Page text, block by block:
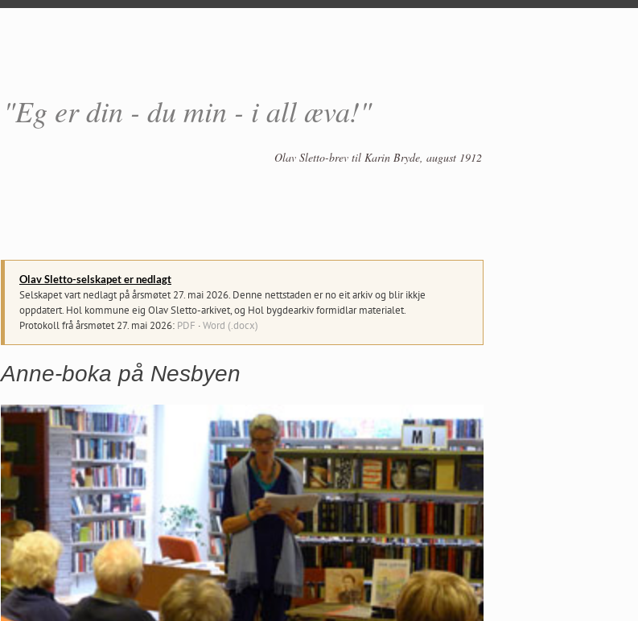
"Eg er din - du min - i all æva!"
Olav Sletto-brev til Karin Bryde, august 1912
Olav Sletto-selskapet er nedlagt
Selskapet vart nedlagt på årsmøtet 27. mai 2026. Denne nettstaden er no eit arkiv og blir ikkje
oppdatert. Hol kommune eig Olav Sletto-arkivet, og Hol bygdearkiv formidlar materialet.
Protokoll frå årsmøtet 27. mai 2026: PDF ·Word (.docx)
Anne-boka på Nesbyen